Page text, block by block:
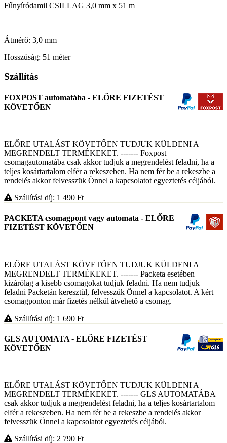
Fűnyíródamil CSILLAG 3,0 mm x 51 m
Átmérő: 3,0 mm
Hosszúság: 51 méter
Szállítás
FOXPOST automatába - ELŐRE FIZETÉST
KÖVETŐEN
ELŐRE UTALÁST KÖVETŐEN TUDJUK KÜLDENI A
MEGRENDELT TERMÉKEKET. ------- Foxpost
csomagautomatába csak akkor tudjuk a megrendelést feladni, ha a
teljes kosártartalom elfér a rekeszeben. Ha nem fér be a rekeszbe a
rendelés akkor felvesszük Önnel a kapcsolatot egyeztetés céljából.
Szállítási díj: 1 490 Ft
PACKETA csomagpont vagy automata - ELŐRE
FIZETÉST KÖVETŐEN
ELŐRE UTALÁST KÖVETŐEN TUDJUK KÜLDENI A
MEGRENDELT TERMÉKEKET. ------- Packeta esetében
kizárólag a kisebb csomagokat tudjuk feladni. Ha nem tudjuk
feladni Packetán keresztül, felvesszük Önnel a kapcsolatot. A kért
csomagponton már fizetés nélkül átvehető a csomag.
Szállítási díj: 1 690 Ft
GLS AUTOMATA - ELŐRE FIZETÉST
KÖVETŐEN
ELŐRE UTALÁST KÖVETŐEN TUDJUK KÜLDENI A
MEGRENDELT TERMÉKEKET. ------- GLS AUTOMATÁBA
csak akkor tudjuk a megrendelést feladni, ha a teljes kosártartalom
elfér a rekeszeben. Ha nem fér be a rekeszbe a rendelés akkor
felvesszük Önnel a kapcsolatot egyeztetés céljából.
Szállítási díj: 2 790 Ft